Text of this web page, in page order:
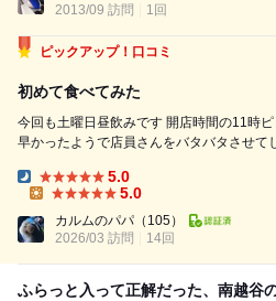
2013/09 訪問
1回
ピックアップ！口コミ
初めて食べてみた
今回も土曜日昼飲みです 開店時間の11時ピッタリにお邪魔しました 少し
早かったようで店員さんをバタバタさせて
Dinner:
5.0
5.0
カルムのパパ （105）
2026/03 訪問
14回
ふらっと入って正解だった、南越谷